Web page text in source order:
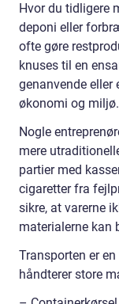
Hvor du tidligere
deponi eller
ofte gøre
knuses til en
genanvende eller
økonomi og miljø.
Nogle
mere
partier med
cigaretter fra
sikre, at varerne
materialerne kan
Transporten er
håndterer store